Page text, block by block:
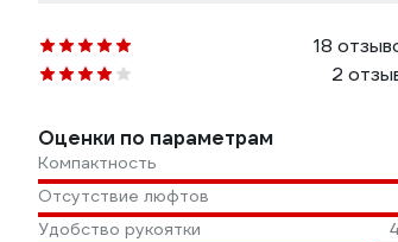
18
2
Оценки по параметрам
Компактность
Отсутствие люфтов
Удобство рукоятки